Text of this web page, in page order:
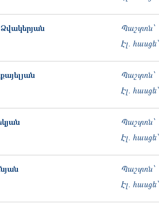
Ձվակերյան Պաշտոն՝
Էլ. հասցե՝
Պաշտոն՝
Էլ. հասցե՝
Պաշտոն՝
Էլ. հասցե՝
Պաշտոն՝
Էլ. հասցե՝